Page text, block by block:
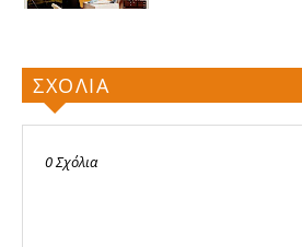
ΣΧΟΛΙΑ
0 Σχόλια